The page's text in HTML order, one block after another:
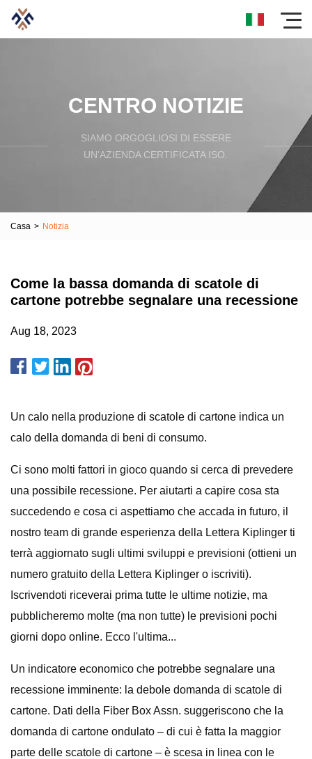
CENTRO NOTIZIE
SIAMO ORGOGLIOSI DI ESSERE
UN'AZIENDA CERTIFICATA ISO.
Casa > Notizia
Come la bassa domanda di scatole di
cartone potrebbe segnalare una recessione
Aug 18, 2023
Un calo nella produzione di scatole di cartone indica un
calo della domanda di beni di consumo.
Ci sono molti fattori in gioco quando si cerca di prevedere
una possibile recessione. Per aiutarti a capire cosa sta
succedendo e cosa ci aspettiamo che accada in futuro, il
nostro team di grande esperienza della Lettera Kiplinger ti
terrà aggiornato sugli ultimi sviluppi e previsioni (ottieni un
numero gratuito della Lettera Kiplinger o iscriviti).
Iscrivendoti riceverai prima tutte le ultime notizie, ma
pubblicheremo molte (ma non tutte) le previsioni pochi
giorni dopo online. Ecco l'ultima...
Un indicatore economico che potrebbe segnalare una
recessione imminente: la debole domanda di scatole di
cartone. Dati della Fiber Box Assn. suggeriscono che la
domanda di cartone ondulato – di cui è fatta la maggior
parte delle scatole di cartone – è scesa in linea con le